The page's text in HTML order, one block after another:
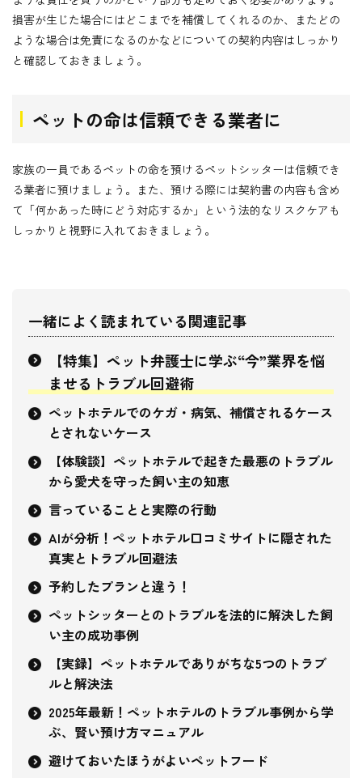
損害が生じた場合にはどこまでを補償してくれるのか、またどの
ような場合は免責になるのかなどについての契約内容はしっかり
と確認しておきましょう。
ペットの命は信頼できる業者に
家族の一員であるペットの命を預けるペットシッターは信頼でき
る業者に預けましょう。また、預ける際には契約書の内容も含め
て「何かあった時にどう対応するか」という法的なリスクケアも
しっかりと視野に入れておきましょう。
一緒によく読まれている関連記事
【特集】ペット弁護士に学ぶ“今”業界を悩
ませるトラブル回避術
ペットホテルでのケガ・病気、補償されるケース
とされないケース
【体験談】ペットホテルで起きた最悪のトラブル
から愛犬を守った飼い主の知恵
言っていることと実際の行動
AIが分析！ペットホテル口コミサイトに隠された
真実とトラブル回避法
予約したプランと違う！
ペットシッターとのトラブルを法的に解決した飼
い主の成功事例
【実録】ペットホテルでありがちな5つのトラブ
ルと解決法
2025年最新！ペットホテルのトラブル事例から学
ぶ、賢い預け方マニュアル
避けておいたほうがよいペットフード